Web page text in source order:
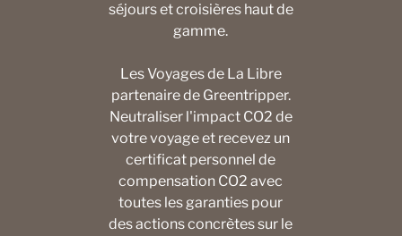
séjours et croisières haut de
gamme.
Les Voyages de La Libre
partenaire de Greentripper.
Neutraliser l'impact CO2 de
votre voyage et recevez un
certificat personnel de
compensation CO2 avec
toutes les garanties pour
des actions concrètes sur le